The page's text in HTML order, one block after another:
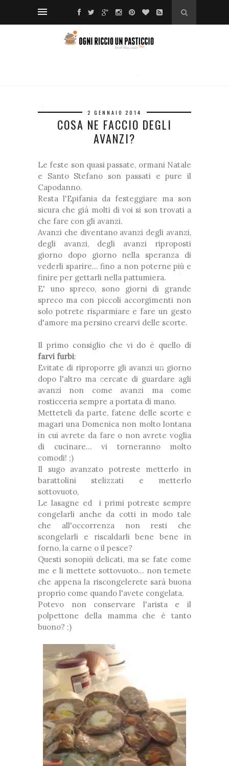
2 GENNAIO 2014
COSA NE FACCIO DEGLI
AVANZI?
Le feste son quasi passate, ormani Natale
e Santo Stefano son passati e pure il
Capodanno.
Resta l'Epifania da festeggiare ma son
sicura che già molti di voi si son trovati a
che fare con gli avanzi.
Avanzi che diventano avanzi degli avanzi,
degli avanzi, degli avanzi riproposti
giorno dopo giorno nella speranza di
vederli sparire... fino a non poterne più e
finire per gettarli nella pattumiera.
E' uno spreco, sono giorni di grande
spreco ma con piccoli accorgimenti non
solo potrete risparmiare e fare un gesto
d'amore ma persino crearvi delle scorte.
Il primo consiglio che vi do è quello di
farvi furbi:
Evitate di riproporre gli avanzi un giorno
dopo l'altro ma cercate di guardare agli
avanzi non come avanzi ma come
rosticceria sempre a portata di mano.
Metteteli da parte, fatene delle scorte e
magari una Domenica non molto lontana
in cui avrete da fare o non avrete voglia
di cucinare... vi torneranno molto
comodi! ;)
Il sugo avanzato potreste metterlo in
barattolini stelizzati e metterlo
sottovuoto,
Le lasagne ed i primi potreste sempre
congelarli anche da cotti in modo tale
che all'occorrenza non resti che
scongelarli e riscaldarli bene bene in
forno, la carne o il pesce?
Questi sonopiù delicati, ma se fate come
me e li mettete sottovuoto... non temete
che appena la riscongelerete sarà buona
proprio come quando l'avete congelata.
Potevo non conservare l'arista e il
polpettone della mamma che è tanto
buono? ;)
*
*
*
❅
❆
❅
❅
❆
❅
❅
❅
*
❅